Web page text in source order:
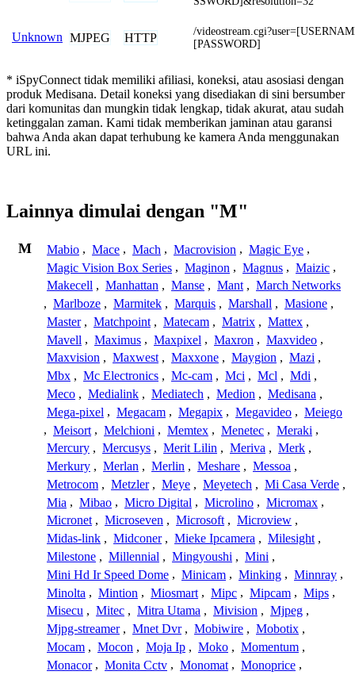
Unknown MJPEG HTTP
/
[PASSWORD]
* iSpyConnect tidak memiliki afiliasi, koneksi, atau asosiasi dengan
produk Medisana. Detail koneksi yang disediakan di sini bersumber
dari komunitas dan mungkin tidak lengkap, tidak akurat, atau sudah
ketinggalan zaman. Kami tidak memberikan jaminan atau garansi
bahwa Anda akan dapat terhubung ke kamera Anda menggunakan
URL ini.
Lainnya dimulai dengan "M"
M Mabio , Mace , Mach , Macrovision , Magic Eye ,
Magic Vision Box Series , Maginon , Magnus , Maizic ,
Makecell , Manhattan , Manse , Mant , March Networks
, Marlboze , Marmitek , Marquis , Marshall , Masione ,
Master , Matchpoint , Matecam , Matrix , Mattex ,
Mavell , Maximus , Maxpixel , Maxron , Maxvideo ,
Maxvision , Maxwest , Maxxone , Maygion , Mazi ,
Mbx , Mc Electronics , Mc-cam , Mci , Mcl , Mdi ,
Meco , Medialink , Mediatech , Medion , Medisana ,
Mega-pixel , Megacam , Megapix , Megavideo , Meiego
, Meisort , Melchioni , Memtex , Menetec , Meraki ,
Mercury , Mercusys , Merit Lilin , Meriva , Merk ,
Merkury , Merlan , Merlin , Meshare , Messoa ,
Metrocom , Metzler , Meye , Meyetech , Mi Casa Verde ,
Mia , Mibao , Micro Digital , Microlino , Micromax ,
Micronet , Microseven , Microsoft , Microview ,
Midas-link , Midconer , Mieke Ipcamera , Milesight ,
Milestone , Millennial , Mingyoushi , Mini ,
Mini Hd Ir Speed Dome , Minicam , Minking , Minnray ,
Minolta , Mintion , Miosmart , Mipc , Mipcam , Mips ,
Misecu , Mitec , Mitra Utama , Mivision , Mjpeg ,
Mjpg-streamer , Mnet Dvr , Mobiwire , Mobotix ,
Mocam , Mocon , Moja Ip , Moko , Momentum ,
Monacor , Monita Cctv , Monomat , Monoprice ,